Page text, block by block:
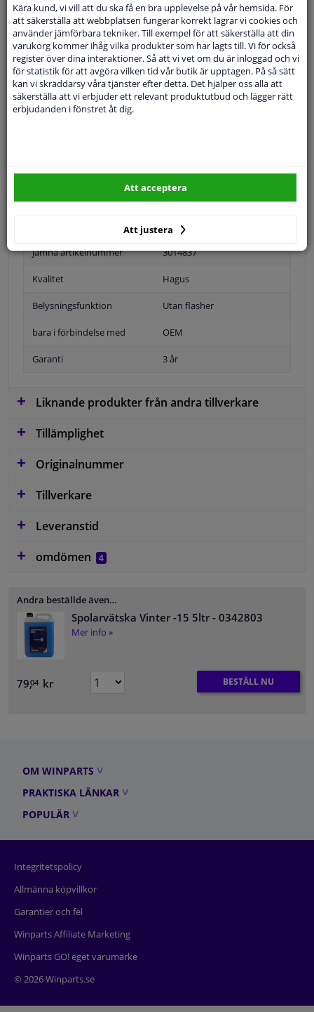
Fyll i ditt registreringsnummerellerVälj din bil.
SÖK
Specifikationer
Position Höger passagerarsida
Ytter-/Innerspegel Uppvärmbar
Bulb-formad
jämna artikelnummer 3014837
Kvalitet Hagus
Belysningsfunktion Utan flasher
bara i förbindelse med OEM
Garanti 3 år
Liknande produkter från andra tillverkare
Tillämplighet
Originalnummer
Tillverkare
Leveranstid
omdömen
4
Andra beställde även…
Spolarvätska Vinter -15 5ltr - 0342803
Mer info »
79,04 kr BESTÄLL NU
OM WINPARTS
PRAKTISKA LÄNKAR
POPULÄR
Integritetspolicy
Allmänna köpvillkor
Garantier och fel
Winparts Affiliate Marketing
Winparts GO! eget varumärke
© 2026 Winparts.se
Kära kund, vi vill att du ska få en bra upplevelse på vår hemsida. För
att säkerställa att webbplatsen fungerar korrekt lagrar vi cookies och
använder jämförbara tekniker. Till exempel för att säkerställa att din
varukorg kommer ihåg vilka produkter som har lagts till. Vi för också
register över dina interaktioner. Så att vi vet om du är inloggad och vi
för statistik för att avgöra vilken tid vår butik är upptagen. På så sätt
kan vi skräddarsy våra tjänster efter detta. Det hjälper oss alla att
säkerställa att vi erbjuder ett relevant produktutbud och lägger rätt
erbjudanden i fönstret åt dig.
Att justera
Att acceptera